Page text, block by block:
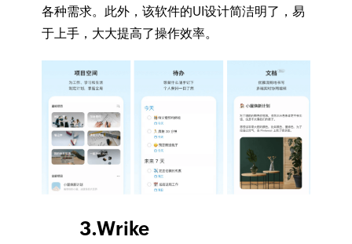
各种需求。此外，该软件的UI设计简洁明了，易
于上手，大大提高了操作效率。
3.Wrike